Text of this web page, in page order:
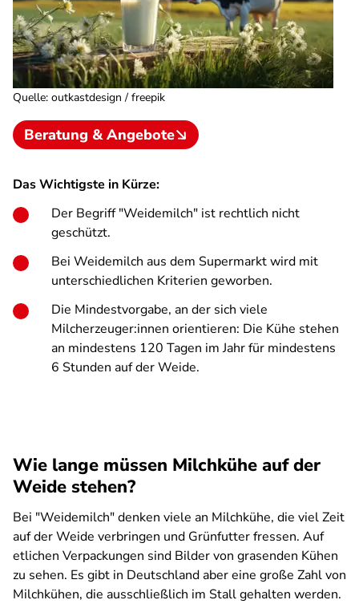
Quelle: outkastdesign / freepik
Beratung & Angebote
Das Wichtigste in Kürze:
Der Begriff "Weidemilch" ist rechtlich nicht
geschützt.
Bei Weidemilch aus dem Supermarkt wird mit
unterschiedlichen Kriterien geworben.
Die Mindestvorgabe, an der sich viele
Milcherzeuger:innen orientieren: Die Kühe stehen
an mindestens 120 Tagen im Jahr für mindestens
6 Stunden auf der Weide.
Wie lange müssen Milchkühe auf der
Weide stehen?
Bei "Weidemilch" denken viele an Milchkühe, die viel Zeit
auf der Weide verbringen und Grünfutter fressen. Auf
etlichen Verpackungen sind Bilder von grasenden Kühen
zu sehen. Es gibt in Deutschland aber eine große Zahl von
Milchkühen, die ausschließlich im Stall gehalten werden.